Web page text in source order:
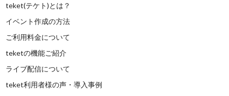
teket(テケト)とは？
イベント作成の方法
ご利用料金について
teketの機能ご紹介
ライブ配信について
teket利用者様の声・導入事例